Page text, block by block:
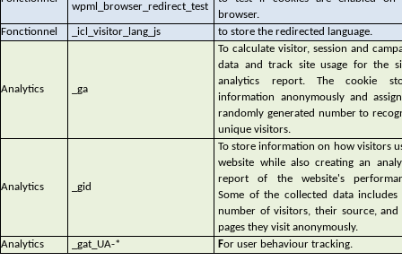
Notre site Web est hébergé et géré en Suisse.
Si nous sommes amenés à vous demander de fournir des
caractère personnel, i.e. toute information se rapportant à une
personne physique identifiée ou identifiable, via notre site
pouvez être assuré que vos données personnelles seront
accord avec notre Politique de Protection des Données.
QU’EST-CE QU’UN
COOKIE ?